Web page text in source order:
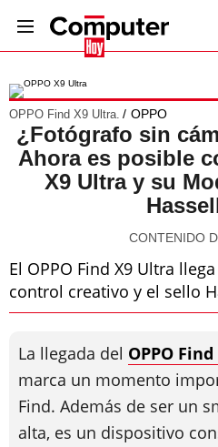
OPPO Find X9 Ultra. OPPO
¿Fotógrafo sin
Ahora es posible
X9 Ultra y su
CONTENIDO
El OPPO Find X9 Ultra
control creativo y el sello
La llegada del OPPO
marca un momento
Find. Además de ser un
alta, es un dispositivo